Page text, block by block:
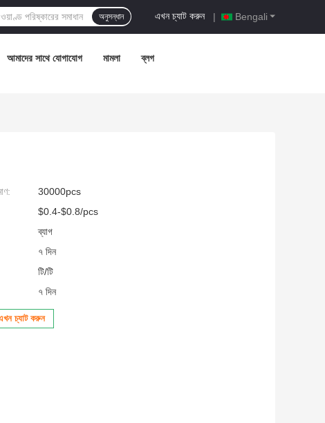
Bengali
এখন চ্যাট করুন |
অনুসন্ধান
আমাদের সাথে যোগাযোগ মামলা ব্লগ
30000pcs
$0.4-$0.8/pcs
ব্যাগ
৭ দিন
টি/টি
৭ দিন
চ্যাট করুন